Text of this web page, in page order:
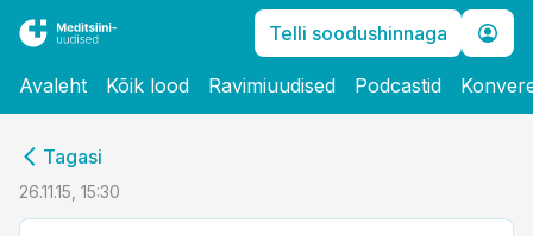
Telli soodushinnaga
Avaleht Kõik lood Ravimiuudised Podcastid
Tagasi
26.11.15, 15:30